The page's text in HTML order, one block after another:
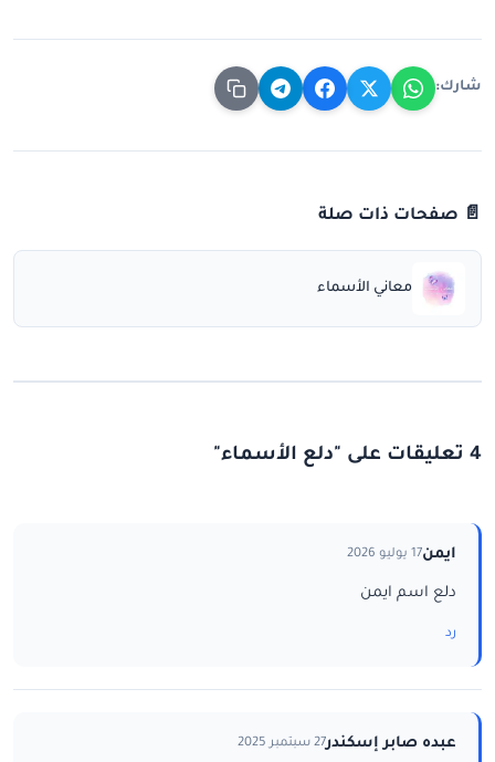
شارك:
📄 صفحات ذات صلة
معاني الأسماء
4 تعليقات على "دلع الأسماء"
ايمن17 يوليو 2026
دلع اسم ايمن
رد
عبده صابر إسكندر27 سبتمبر 2025